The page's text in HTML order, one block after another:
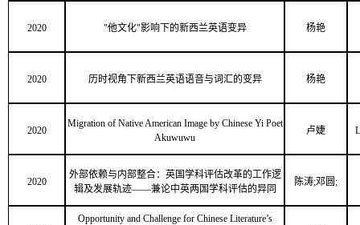
2020 "他文化"影响下的新西兰英语变异 杨艳
2020 历时视角下新西兰英语语音与词汇的变异 杨艳
2020
Migration of Native American Image by Chinese Yi Poet
Akuwuwu
卢婕
2020
外部依赖与内部整合：英国学科评估改革的工作逻
辑及发展轨迹——兼论中英两国学科评估的异同
陈涛;邓圆;
Opportunity and Challenge for Chinese Literature’s